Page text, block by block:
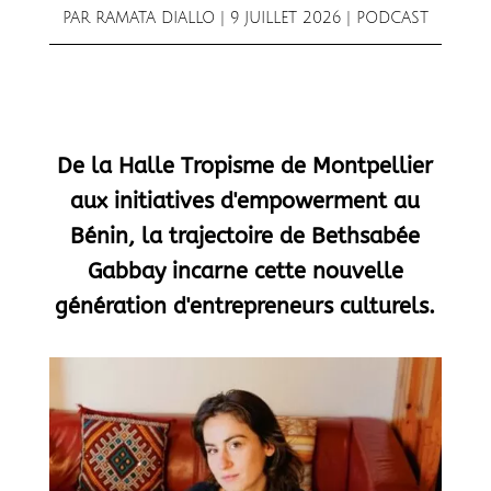
PAR RAMATA DIALLO 9 JUILLET 2026| PODCAST
De la Halle Tropisme de Montpellier
aux initiatives d'empowerment au
Bénin, la trajectoire de Bethsabée
Gabbay incarne cette nouvelle
génération d'entrepreneurs culturels.